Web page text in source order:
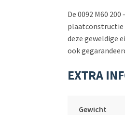
De 0092 M60
plaatconstructie
deze geweldige
ook
EXTRA
Gewicht